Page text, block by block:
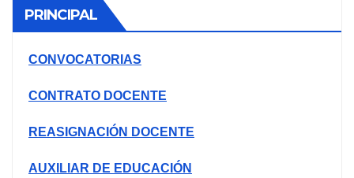
PRINCIPAL
CONVOCATORIAS
CONTRATO DOCENTE
REASIGNACIÓN DOCENTE
AUXILIAR DE EDUCACIÓN